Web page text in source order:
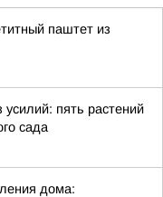
паштет из
усилий: пять растений
сада
дома: